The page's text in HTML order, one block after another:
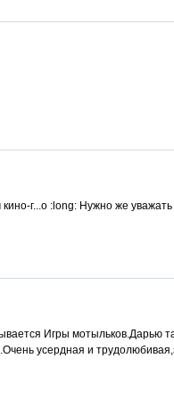
г...о :long: Нужно же
Игры мотыльков.Дарью
усердная и